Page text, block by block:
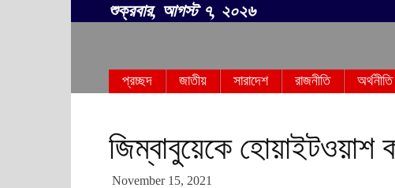
শুক্রবার, আগস্ট ৭, ২০২৬
বাংলা
প্রচ্ছদ জাতীয় সারাদেশ রাজনীতি অর্থনীতি
জিম্বাবুয়েকে হোয়াইটওয়াশ
November 15, 2021